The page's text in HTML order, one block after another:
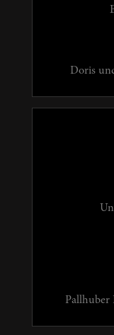
Doris
Pallhuber